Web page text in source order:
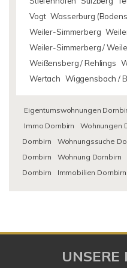
Vogt Wasserburg
Weiler-Simmerberg
Weiler-Simmerberg /
Weißensberg / Rehlings
Wertach Wiggensbach /
Eigentumswohnungen
Immo Dornbirn
Wohnungen
Dornbirn
Wohnungssuche
Dornbirn
Wohnung Dornbirn
Dornbirn
Immobilien Dornbirn
UNSERE